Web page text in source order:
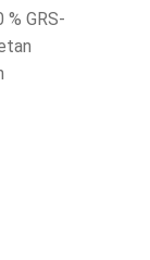
GRS-